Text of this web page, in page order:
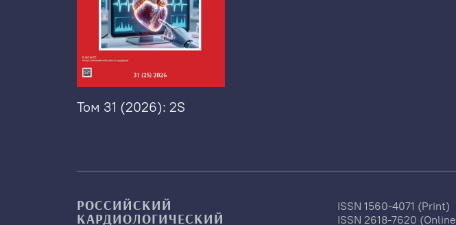
Том 31 (2026): 2S
РОССИЙСКИЙ
КАРДИОЛОГИЧЕСКИЙ
ISSN 1560-4071 (Print)
ISSN 2618-7620